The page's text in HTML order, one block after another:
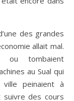
des grandes
allait mal.
ou tombaient
au Sual qui
peinaient à
des cours